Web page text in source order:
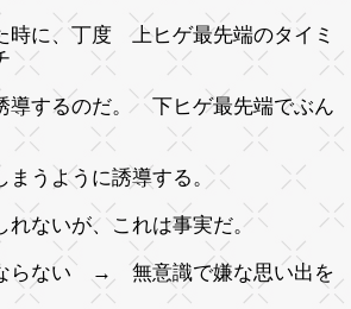
時に、丁度 上ヒゲ最先端のタイミ
導するのだ。 下ヒゲ最先端でぶん
まうように誘導する。
れないが、これは事実だ。
らない → 無意識で嫌な思い出を